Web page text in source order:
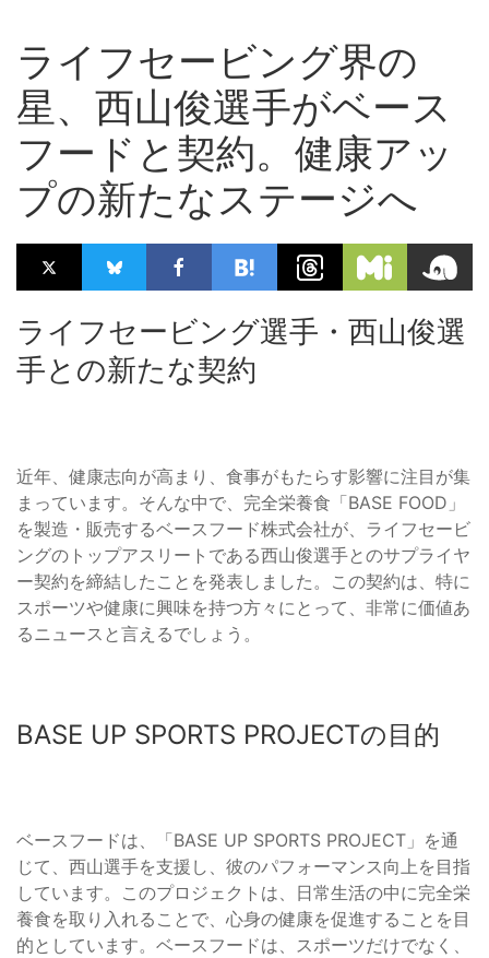
ライフセービング界の
星、西山俊選手がベース
フードと契約。健康アッ
プの新たなステージへ
ライフセービング選手・西山俊選
手との新たな契約
近年、健康志向が高まり、食事がもたらす影響に注目が集
まっています。そんな中で、完全栄養食「BASE FOOD」
を製造・販売するベースフード株式会社が、ライフセービ
ングのトップアスリートである西山俊選手とのサプライヤ
ー契約を締結したことを発表しました。この契約は、特に
スポーツや健康に興味を持つ方々にとって、非常に価値あ
るニュースと言えるでしょう。
BASE UP SPORTS PROJECTの目的
ベースフードは、「BASE UP SPORTS PROJECT」を通
じて、西山選手を支援し、彼のパフォーマンス向上を目指
しています。このプロジェクトは、日常生活の中に完全栄
養食を取り入れることで、心身の健康を促進することを目
的としています。ベースフードは、スポーツだけでなく、